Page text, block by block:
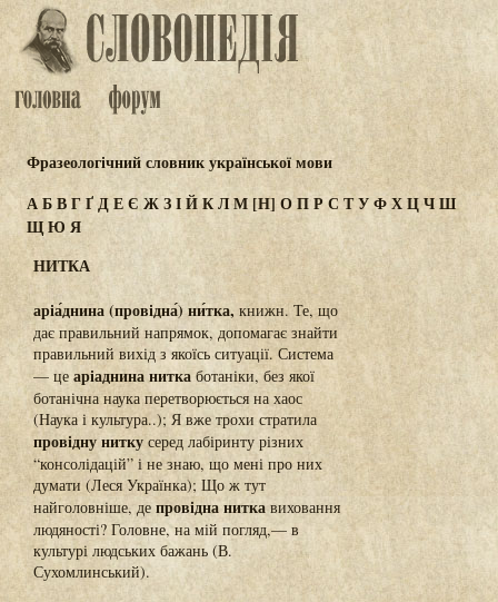
Фразеологічний словник української мови
АБВГҐДЕЄ ЖЗІЙКЛМ [Н] ОПР С ТУФХЦЧШ
ЩЮ Я
НИТКА
аріа́днина (провідна́) ни́тка, книжн. Те, що
дає правильний напрямок, допомагає знайти
правильний вихід з якоїсь ситуації. Система
— це аріаднина нитка ботаніки, без якої
ботанічна наука перетворюється на хаос
(Наука і культура..); Я вже трохи стратила
провідну нитку серед лабіринту різних
“консолідацій” і не знаю, що мені про них
думати (Леся Українка); Що ж тут
найголовніше, де провідна нитка виховання
людяності? Головне, на мій погляд,— в
культурі людських бажань (В.
Сухомлинський).